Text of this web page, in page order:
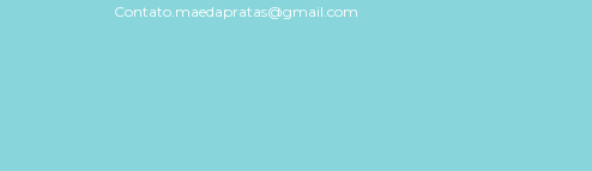
Contato.maedapratas@gmail.com